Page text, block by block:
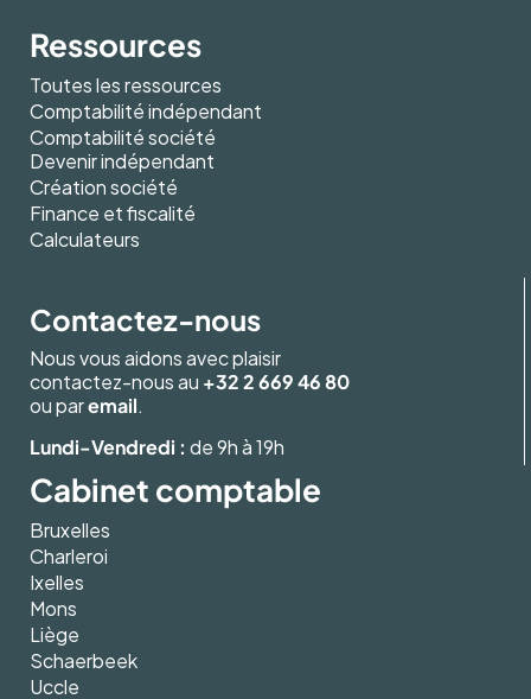
Ressources
Toutes les ressources
Comptabilité indépendant
Comptabilité société
Devenir indépendant
Création société
Finance et fiscalité
Calculateurs
Contactez-nous
Nous vous aidons avec plaisir
contactez-nous au +32 2 669 46 80
ou paremail.
Lundi-Vendredi : de 9h à 19h
Cabinet comptable
Bruxelles
Charleroi
Ixelles
Mons
Liège
Schaerbeek
Uccle